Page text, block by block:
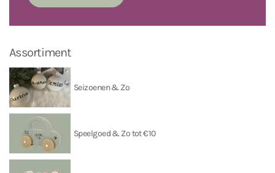
Assortiment
Seizoenen & Zo
Speelgoed & Zo tot €10